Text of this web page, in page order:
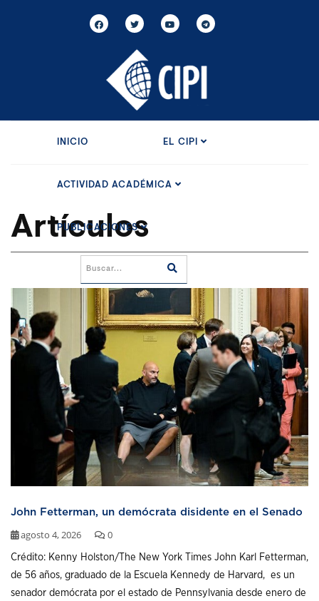
INICIO EL CIPI
ACTIVIDAD ACADÉMICA
PUBLICACIONES
Artículos
John Fetterman, un demócrata disidente en el Senado
agosto 4, 2026 0
Crédito: Kenny Holston/The New York Times John Karl Fetterman,
de 56 años, graduado de la Escuela Kennedy de Harvard, es un
senador demócrata por el estado de Pennsylvania desde enero de